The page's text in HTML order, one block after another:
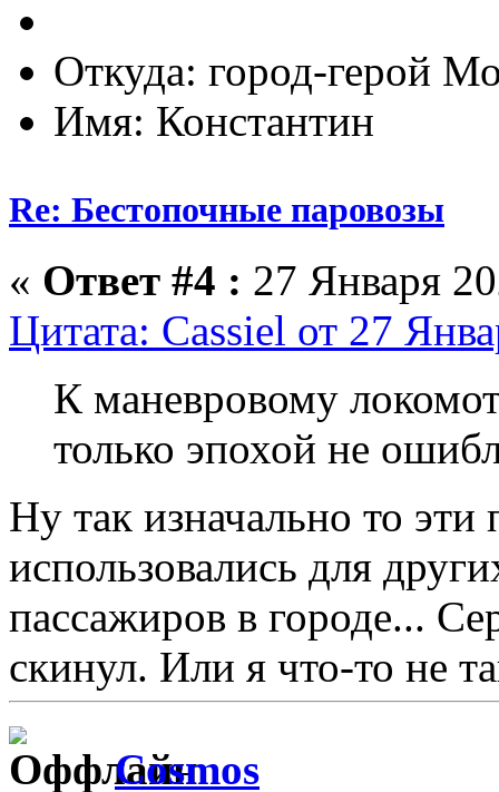
Откуда: город-герой
Имя: Константин
Re: Бестопочные паровозы
« Ответ #4 : 27 Января
Цитата: Cassiel от 27
К маневровому
только эпохой не
Ну так изначально то
использовались для
пассажиров в городе...
скинул. Или я что-то не
Cosmos